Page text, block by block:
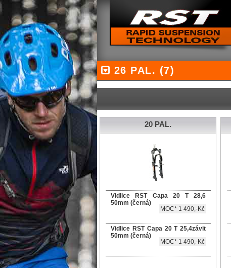
26 PAL. (7)
20 PAL.
Vidlice RST Capa 20 T 28,6
50mm (černá)
MOC* 1 490,-Kč
Vidlice RST Capa 20 T 25,4závit
50mm (černá)
MOC* 1 490,-Kč